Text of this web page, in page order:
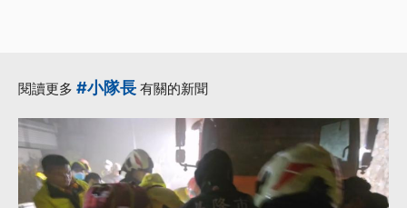
閱讀更多 #小隊長 有關的新聞